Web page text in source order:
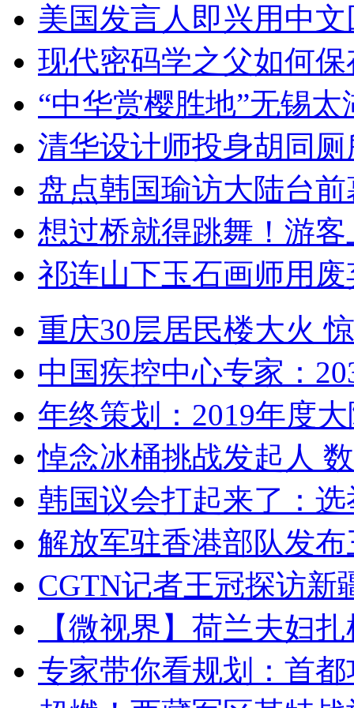
美国发言人即兴用中
现代密码学之父如何
“中华赏樱胜地”无锡
清华设计师投身胡同
盘点韩国瑜访大陆台
想过桥就得跳舞！游客
祁连山下玉石画师用
重庆30层居民楼大火
中国疾控中心专家：
年终策划：2019年度
悼念冰桶挑战发起人
韩国议会打起来了：
解放军驻香港部队发
CGTN记者王冠探访新
【微视界】荷兰夫妇
专家带你看规划：首